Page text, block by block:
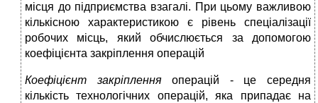
місця до підприємства взагалі. При цьому важливою
кількісною характеристикою є рівень спеціалізації
робочих місць, який обчислюється за допомогою
коефіцієнта закріплення операцій
Коефіцієнт закріпленняоперацій - це середня
кількість технологічних операцій, яка припадає на